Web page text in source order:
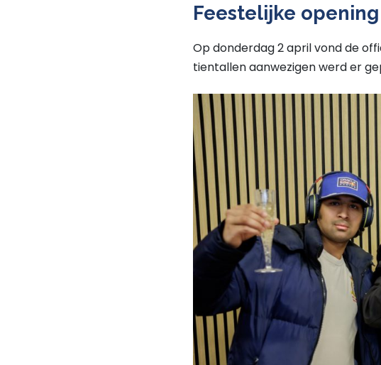
Feestelijke opening
Op donderdag 2 april vond de
tientallen aanwezigen werd er